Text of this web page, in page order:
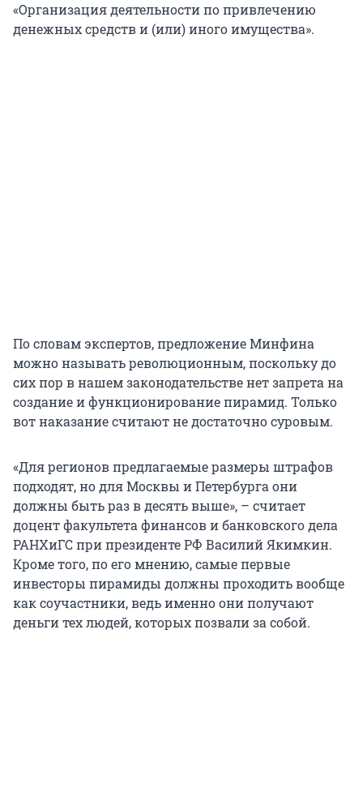
«Организация деятельности по привлечению
денежных средств и (или) иного имущества».
По словам экспертов, предложение Минфина
можно называть революционным, поскольку до
сих пор в нашем законодательстве нет запрета на
создание и функционирование пирамид. Только
вот наказание считают не достаточно суровым.
«Для регионов предлагаемые размеры штрафов
подходят, но для Москвы и Петербурга они
должны быть раз в десять выше», – считает
доцент факультета финансов и банковского дела
РАНХиГС при президенте РФ Василий Якимкин.
Кроме того, по его мнению, самые первые
инвесторы пирамиды должны проходить вообще
как соучастники, ведь именно они получают
деньги тех людей, которых позвали за собой.